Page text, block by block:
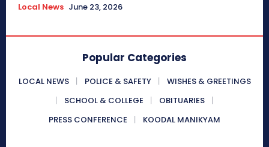
Local News June 23, 2026
Popular Categories
LOCAL NEWS POLICE & SAFETY
WISHES & GREETINGS
SCHOOL & COLLEGE
OBITUARIES
PRESS CONFERENCE
KOODAL MANIKYAM